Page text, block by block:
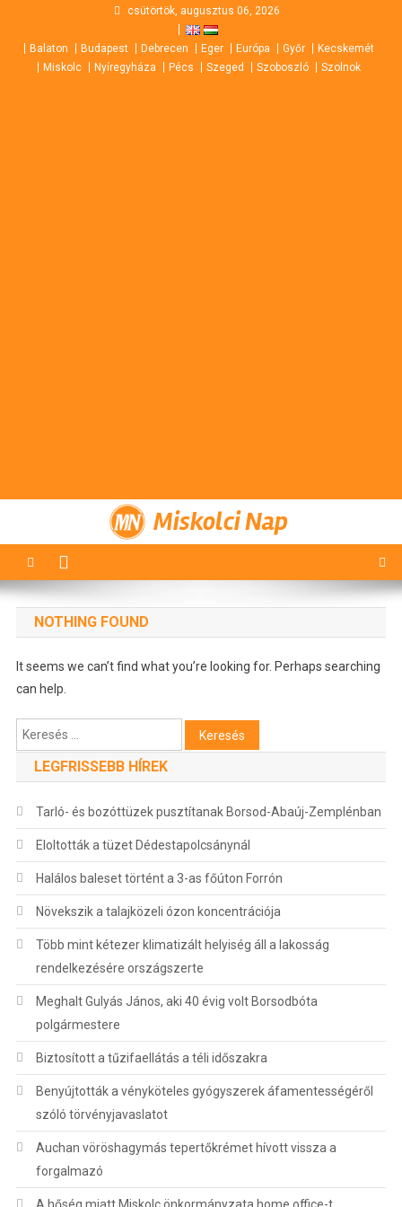
content
csütörtök, augusztus 06, 2026
Balaton Budapest Debrecen Eger Európa Győr
Kecskemét
Miskolc
Nyíregyháza Pécs Szeged Szoboszló Szolnok
Miskolci Nap
NOTHING FOUND
It seems we can’t find what you’re looking for. Perhaps searching
can help.
Keresés:
LEGFRISSEBB HÍREK
Tarló- és bozóttüzek pusztítanak Borsod-Abaúj-Zemplénban
Eloltották a tüzet Dédestapolcsánynál
Halálos baleset történt a 3-as főúton Forrón
Növekszik a talajközeli ózon koncentrációja
Több mint kétezer klimatizált helyiség áll a lakosság
rendelkezésére országszerte
Meghalt Gulyás János, aki 40 évig volt Borsodbóta
polgármestere
Biztosított a tűzifaellátás a téli időszakra
Benyújtották a vényköteles gyógyszerek áfamentességéről
szóló törvényjavaslatot
Auchan vöröshagymás tepertőkrémet hívott vissza a
forgalmazó